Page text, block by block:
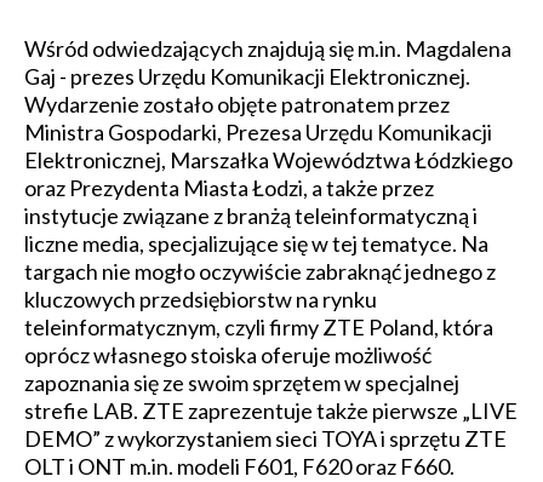
Wśród odwiedzających znajdują się m.in. Magdalena
Gaj - prezes Urzędu Komunikacji Elektronicznej.
Wydarzenie zostało objęte patronatem przez
Ministra Gospodarki, Prezesa Urzędu Komunikacji
Elektronicznej, Marszałka Województwa Łódzkiego
oraz Prezydenta Miasta Łodzi, a także przez
instytucje związane z branżą teleinformatyczną i
liczne media, specjalizujące się w tej tematyce. Na
targach nie mogło oczywiście zabraknąć jednego z
kluczowych przedsiębiorstw na rynku
teleinformatycznym, czyli firmy ZTE Poland, która
oprócz własnego stoiska oferuje możliwość
zapoznania się ze swoim sprzętem w specjalnej
strefie LAB. ZTE zaprezentuje także pierwsze „LIVE
DEMO” z wykorzystaniem sieci TOYA i sprzętu ZTE
OLT i ONT m.in. modeli F601, F620 oraz F660.